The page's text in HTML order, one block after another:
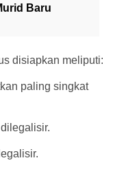
Baru
disiapkan meliputi:
paling singkat